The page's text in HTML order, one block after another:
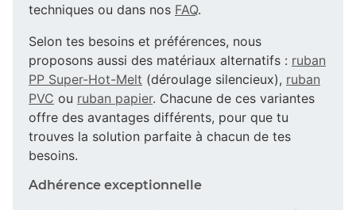
techniques ou dans nos FAQ.
Selon tes besoins et préférences, nous
proposons aussi des matériaux alternatifs : ruban
PP Super-Hot-Melt (déroulage silencieux), ruban
PVC ou ruban papier. Chacune de ces variantes
offre des avantages différents, pour que tu
trouves la solution parfaite à chacun de tes
besoins.
Adhérence exceptionnelle